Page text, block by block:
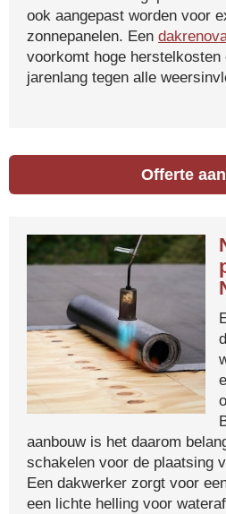
ook aangepast worden voor
zonnepanelen. Een
voorkomt hoge
jarenlang tegen alle
Offerte
aanbouw is het daarom
schakelen voor de plaatsing
Een dakwerker zorgt voor
een lichte helling voor